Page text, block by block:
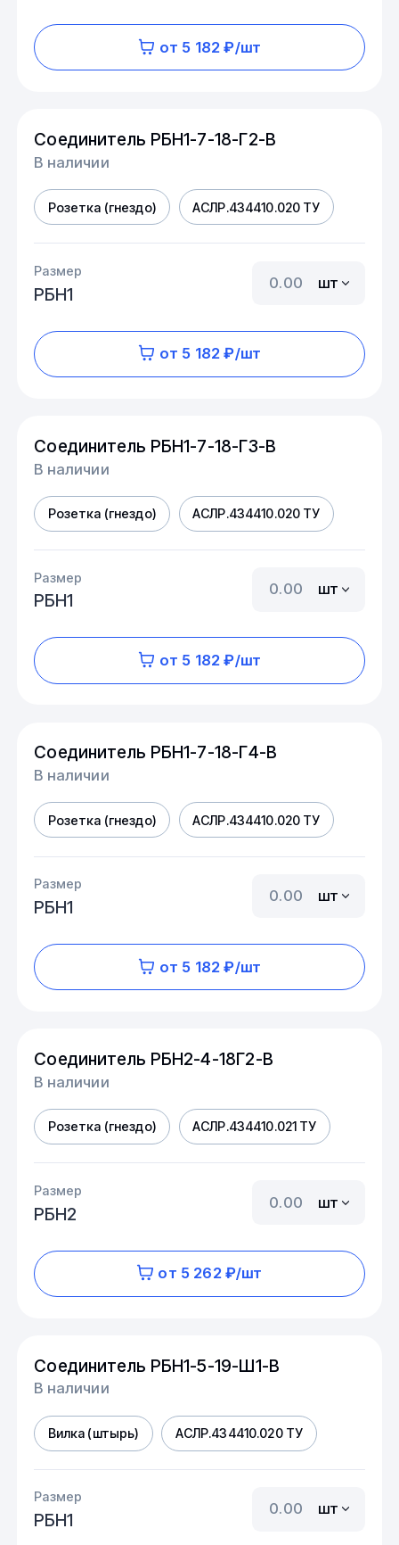
от 5 182 ₽/шт
Соединитель РБН1-7-18-Г2-В
В наличии
Розетка (гнездо) АСЛР.434410.020 ТУ
Размер
РБН1
шт
от 5 182 ₽/шт
Соединитель РБН1-7-18-Г3-В
В наличии
Розетка (гнездо) АСЛР.434410.020 ТУ
Размер
РБН1
шт
от 5 182 ₽/шт
Соединитель РБН1-7-18-Г4-В
В наличии
Розетка (гнездо) АСЛР.434410.020 ТУ
Размер
РБН1
шт
от 5 182 ₽/шт
Соединитель РБН2-4-18Г2-В
В наличии
Розетка (гнездо) АСЛР.434410.021 ТУ
Размер
РБН2
шт
от 5 262 ₽/шт
Соединитель РБН1-5-19-Ш1-В
В наличии
Вилка (штырь) АСЛР.434410.020 ТУ
Размер
РБН1
шт